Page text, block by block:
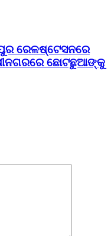
ରେଳଷ୍ଟେସନରେ
ଛୋଟଛୁଆଙ୍କୁ